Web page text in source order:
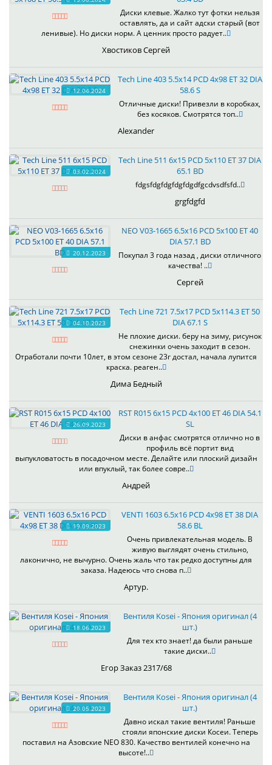
Диски клевые. Жалко тут фотки нельзя
оставлять, да и сайт адски старый (вот
ленивые). Но диски норм. А ценник просто радует..
Хвостиков Сергей
12.04.2024
Tech Line 403 5.5x14 PCD 4x98 ET 32 DIA
58.6 S
Отличные диски! Привезли в коробках,
без косяков. Смотрятся топ..
Alexander
03.02.2024
Tech Line 511 6x15 PCD 5x110 ET 37 DIA
65.1 BD
fdgsfdgfdgfdgfdgdfgcdvsdfsfd..
grgfdgfd
20.12.2023
NEO V03-1665 6.5x16 PCD 5x100 ET 40
DIA 57.1 BD
Покупал 3 года назад , диски отличного
качества! ..
Сергей
04.10.2023
Tech Line 721 7.5x17 PCD 5x114.3 ET 50
DIA 67.1 S
Не плохие диски. беру на зиму, рисунок
снежинки очень заходит в сезон.
Отработали почти 10лет, в этом сезоне 23г достал, начала лупится
краска. реаген..
Дима Бедный
26.09.2023
RST R015 6x15 PCD 4x100 ET 46 DIA 54.1
SL
Диски в анфас смотрятся отлично но в
профиль всё портит вид
выпукловатость в посадочном месте. Делайте или плоский дизайн
или впуклый, так более совре..
Андрей
19.09.2023
VENTI 1603 6.5x16 PCD 4x98 ET 38 DIA
58.6 BL
Очень привлекательная модель. В
живую выглядят очень стильно,
лаконично, не вычурно. Очень жаль что так редко доступны для
заказа. Надеюсь что снова п..
Артур.
18.06.2023
Вентиля Kosei - Япония оригинал (4
шт.)
Для тех кто знает! да были раньше
такие диски..
Егор Заказ 2317/68
20.05.2023
Вентиля Kosei - Япония оригинал (4
шт.)
Давно искал такие вентиля! Раньше
стояли японские диски Косеи. Теперь
поставил на Азовские NEO 830. Качество вентилей конечно на
высоте!..